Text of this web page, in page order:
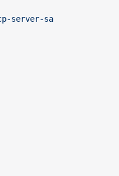
server-sa